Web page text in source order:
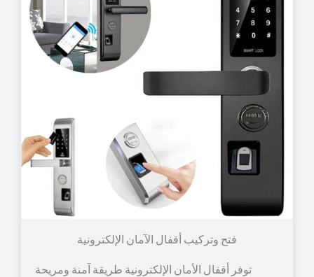
توفر أقفال الأمان الإلكترونية طريقة آمنة ومريحة